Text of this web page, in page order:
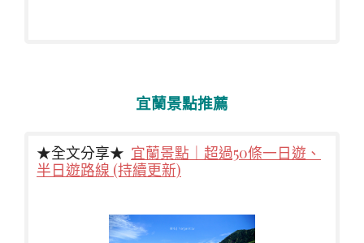
宜蘭景點推薦
★全文分享★ 宜蘭景點｜超過50條一日遊、
半日遊路線 (持續更新)